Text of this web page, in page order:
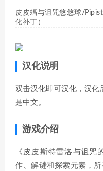
皮皮蝠与诅咒悠悠球/
化补丁）
汉化说明
双击汉化即可汉化，汉
是中文。
游戏介绍
《皮皮斯特雷洛与诅咒
作、解谜和探索元素，